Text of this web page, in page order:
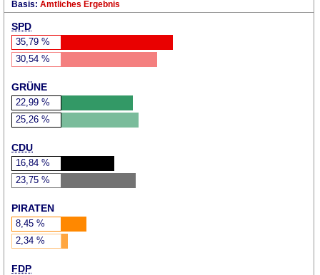
Basis: Amtliches Ergebnis
SPD
35,79 %
30,54 %
GRÜNE
22,99 %
25,26 %
CDU
16,84 %
23,75 %
PIRATEN
8,45 %
2,34 %
FDP